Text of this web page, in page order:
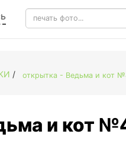
/ открытка - Ведьма и кот
и кот